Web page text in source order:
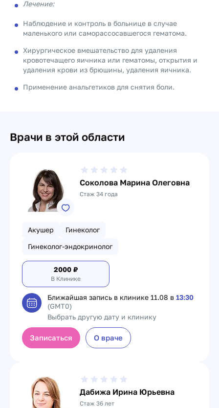
Лечение:
Наблюдение и контроль в больнице в случае
маленького или саморассосавшегося гематома.
Хирургическое вмешательство для удаления
кровотечащего яичника или гематомы, открытия и
удаления крови из брюшины, удаления яичника.
Применение анальгетиков для снятия боли.
Врачи в этой области
Соколова Марина Олеговна
Стаж 34 года
Акушер
Гинеколог
Гинеколог-эндокринолог
2000 ₽
В Клинике
Ближайшая запись в клинике 11.08 в 13:30
(GMT0)
Выбрать другую дату и клинику
Записаться О враче
Дабижа Ирина Юрьевна
Стаж 36 лет